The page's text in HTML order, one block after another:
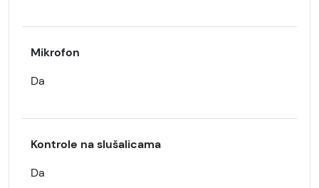
Mikrofon
Da
Kontrole na slušalicama
Da